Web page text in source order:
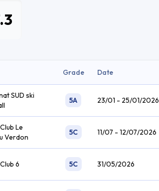
Grade Date
SUD ski
5A 23/01 - 25/01/2026
Le
Verdon
5C 11/07 - 12/07/2026
6 5C 31/05/2026